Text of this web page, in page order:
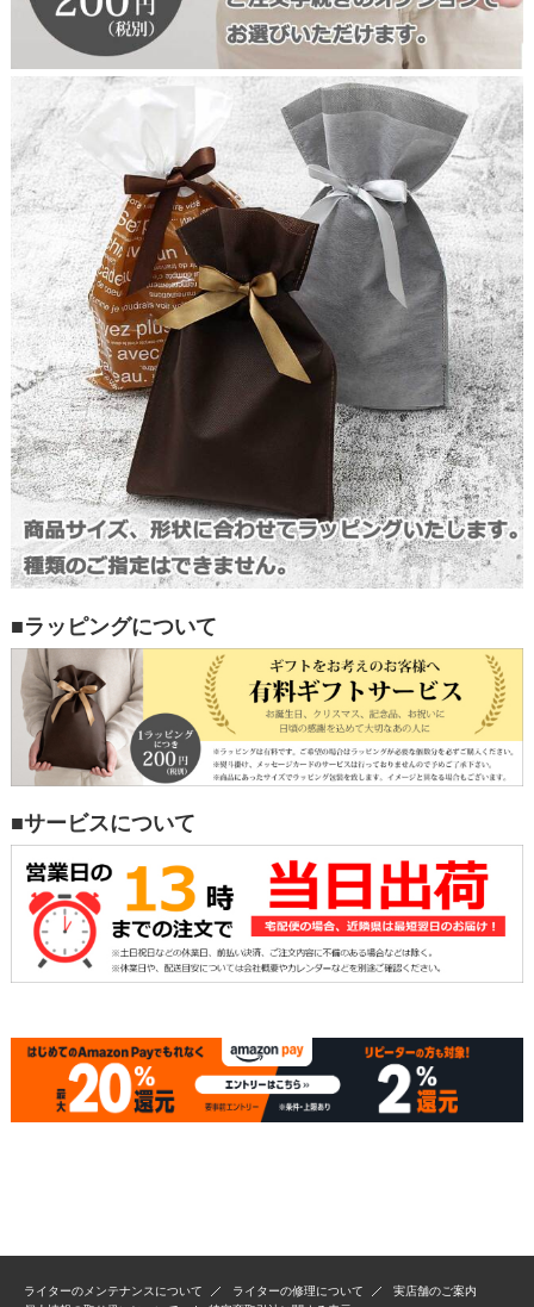
■ラッピングについて
■サービスについて
ライターのメンテナンスについて ライターの修理について
実店舗のご案内